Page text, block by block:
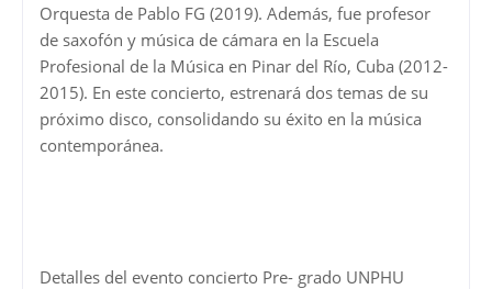
Orquesta de Pablo FG (2019). Además, fue profesor
de saxofón y música de cámara en la Escuela
Profesional de la Música en Pinar del Río, Cuba (2012-
2015). En este concierto, estrenará dos temas de su
próximo disco, consolidando su éxito en la música
contemporánea.
Detalles del evento concierto Pre- grado UNPHU